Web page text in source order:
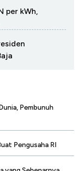
per kWh,
Pembunuh
Pengusaha RI